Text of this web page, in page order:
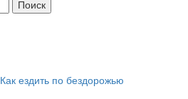
Как ездить по бездорожью